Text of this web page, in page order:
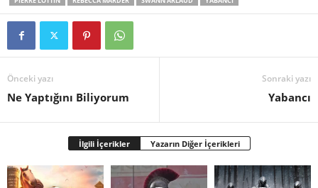
Önceki yazı
Ne Yaptığını Biliyorum
Sonraki yazı
Yabancı
İlgili İçerikler Yazarın Diğer İçerikleri